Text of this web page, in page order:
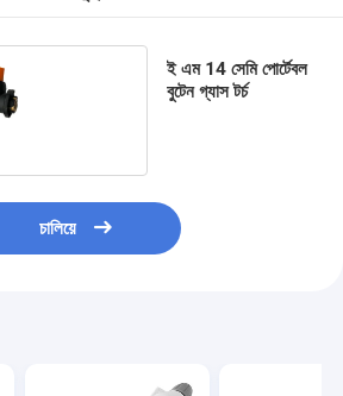
ই এম 14 সেমি পোর্টেবল
বুটেন গ্যাস টর্চ
চালিয়ে